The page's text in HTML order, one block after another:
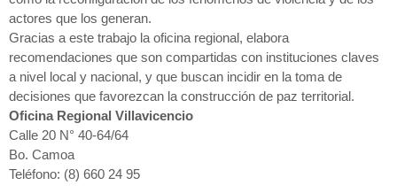
actores que los generan.
Gracias a este trabajo la oficina regional, elabora
recomendaciones que son compartidas con instituciones claves
a nivel local y nacional, y que buscan incidir en la toma de
decisiones que favorezcan la construcción de paz territorial.
Oficina Regional Villavicencio
Calle 20 N° 40-64/64
Bo. Camoa
Teléfono: (8) 660 24 95